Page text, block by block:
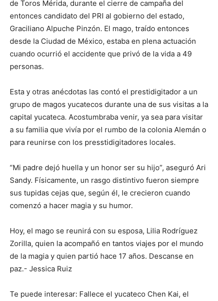
de Toros Mérida, durante el cierre de campaña del
entonces candidato del PRI al gobierno del estado,
Graciliano Alpuche Pinzón. El mago, traído entonces
desde la Ciudad de México, estaba en plena actuación
cuando ocurrió el accidente que privó de la vida a 49
personas.
Esta y otras anécdotas las contó el prestidigitador a un
grupo de magos yucatecos durante una de sus visitas a la
capital yucateca. Acostumbraba venir, ya sea para visitar
a su familia que vivía por el rumbo de la colonia Alemán o
para reunirse con los presstidigitadores locales.
“Mi padre dejó huella y un honor ser su hijo”, aseguró Ari
Sandy. Físicamente, un rasgo distintivo fueron siempre
sus tupidas cejas que, según él, le crecieron cuando
comenzó a hacer magia y su humor.
Hoy, el mago se reunirá con su esposa, Lilia Rodríguez
Zorilla, quien la acompañó en tantos viajes por el mundo
de la magia y quien partió hace 17 años. Descanse en
paz.- Jessica Ruiz
Te puede interesar: Fallece el yucateco Chen Kai, el